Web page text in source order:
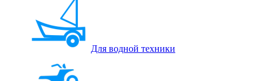
Для водной техники